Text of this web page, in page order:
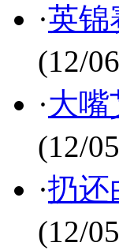
·英锦
(12/
·大嘴
(12/
·扔还
(12/